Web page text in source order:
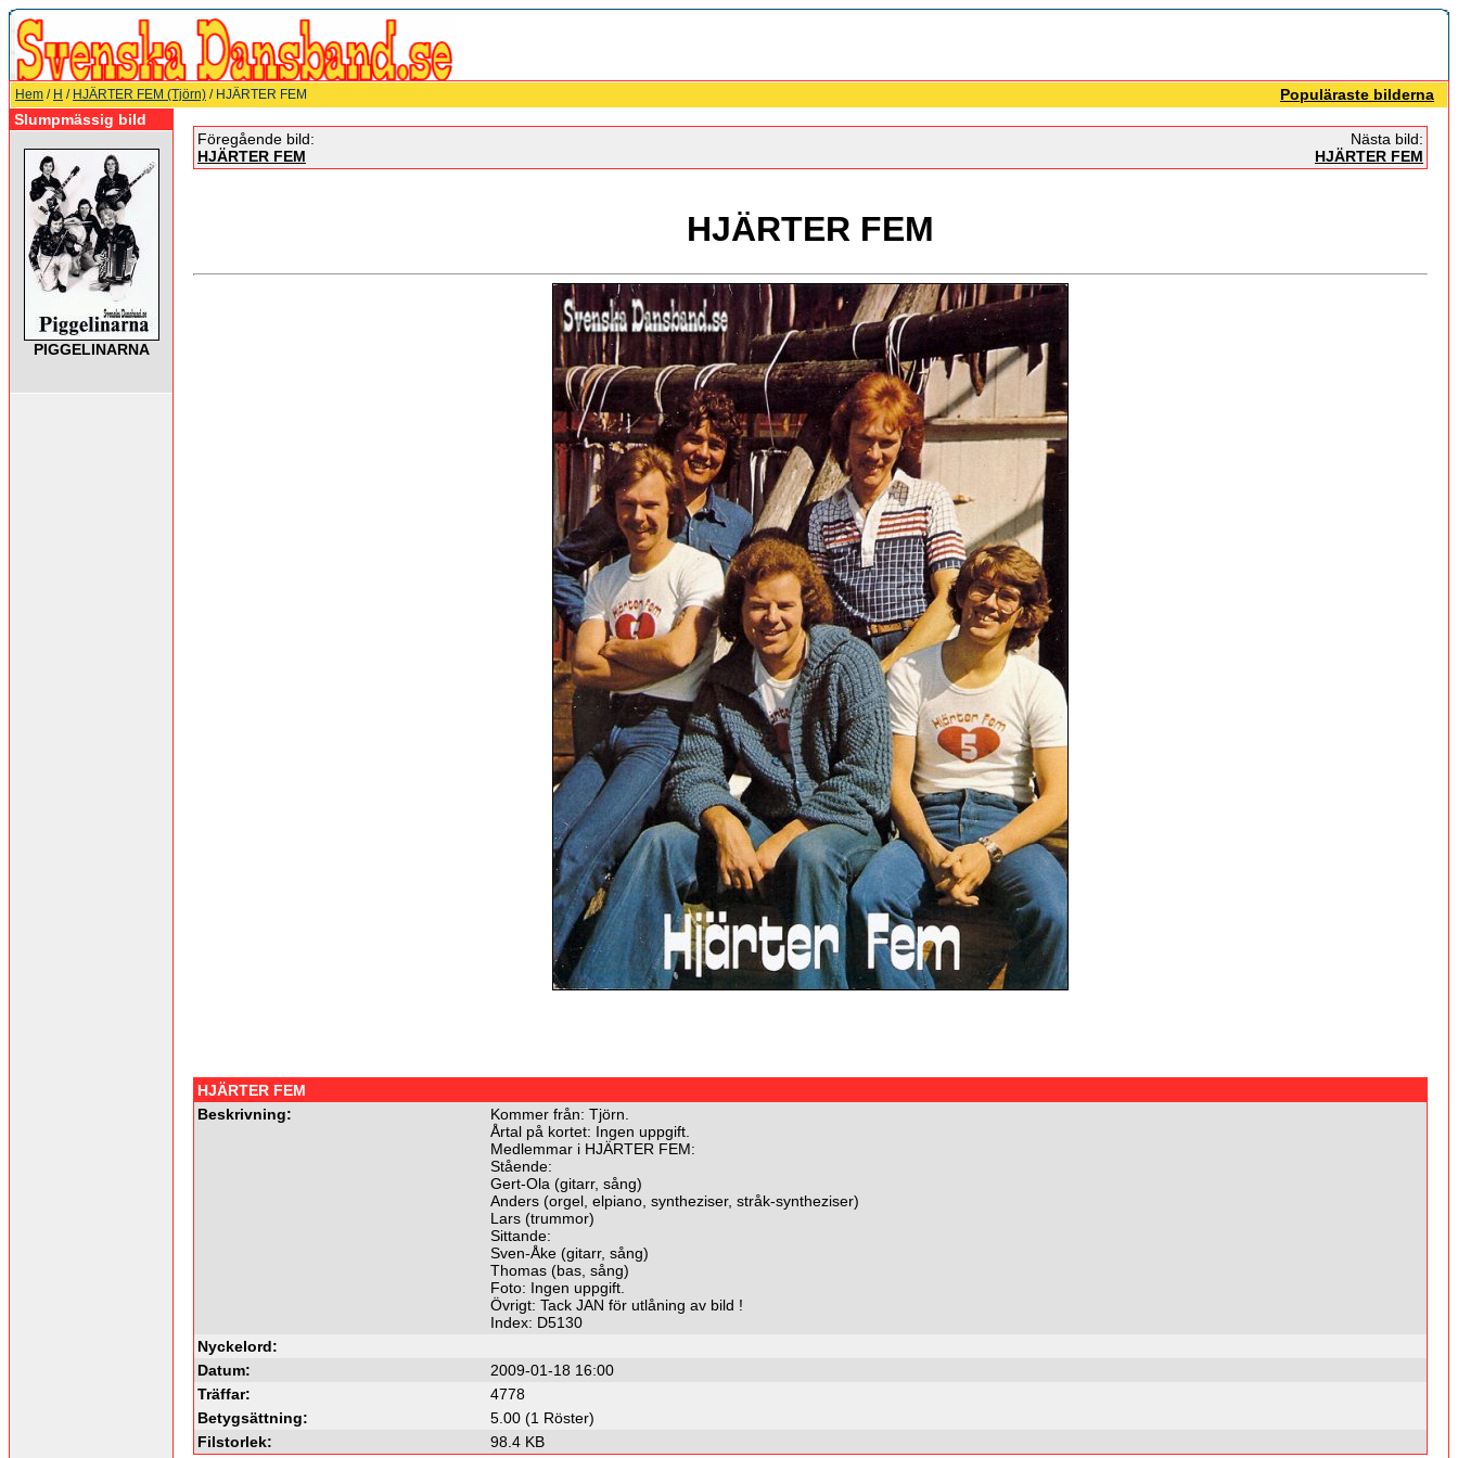
Hem / H / HJÄRTER FEM (Tjörn) / HJÄRTER FEM
Populäraste bilderna
Slumpmässig bild
PIGGELINARNA
Föregående bild:
HJÄRTER FEM
Nästa bild:
HJÄRTER FEM
HJÄRTER FEM
HJÄRTER FEM
Beskrivning:
Kommer från: Tjörn.
Årtal på kortet: Ingen uppgift.
Medlemmar i HJÄRTER FEM:
Stående:
Gert-Ola (gitarr, sång)
Anders (orgel, elpiano, syntheziser, stråk-syntheziser)
Lars (trummor)
Sittande:
Sven-Åke (gitarr, sång)
Thomas (bas, sång)
Foto: Ingen uppgift.
Övrigt: Tack JAN för utlåning av bild !
Index: D5130
Nyckelord:
Datum:
2009-01-18 16:00
Träffar:
4778
Betygsättning:
5.00 (1 Röster)
Filstorlek:
98.4 KB